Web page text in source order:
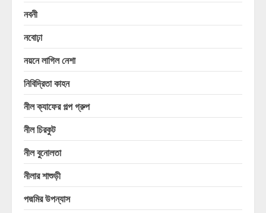
নবনী
নবোঢ়া
নয়নে লাগিল নেশা
নিবিদ্রিতা কাহন
নীল ক্যাফের গল্প গ্রুপ
নীল চিরকুট
নীল বুনোলতা
নীলার শাশুড়ী
পদ্মমির উপন্যাস